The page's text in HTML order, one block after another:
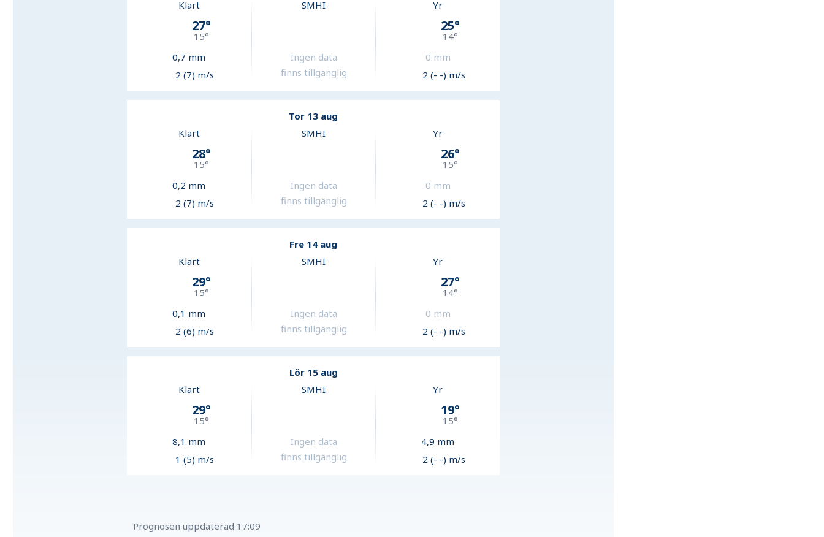
Klart
27°
15°
0,7 mm
2 (7) m/s
SMHI
Ingen data
finns tillgänglig
Yr
25°
14°
0 mm
2 (- -) m/s
Tor 13 aug
Klart
28°
15°
0,2 mm
2 (7) m/s
SMHI
Ingen data
finns tillgänglig
Yr
26°
15°
0 mm
2 (- -) m/s
Fre 14 aug
Klart
29°
15°
0,1 mm
2 (6) m/s
SMHI
Ingen data
finns tillgänglig
Yr
27°
14°
0 mm
2 (- -) m/s
Lör 15 aug
Klart
29°
15°
8,1 mm
1 (5) m/s
SMHI
Ingen data
finns tillgänglig
Yr
19°
15°
4,9 mm
2 (- -) m/s
Prognosen uppdaterad 17:09